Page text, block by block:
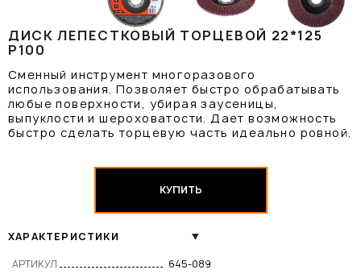
ДИСК ЛЕПЕСТКОВЫЙ ТОРЦЕВОЙ 22*125
Р100
Сменный инструмент многоразового
использования. Позволяет быстро обрабатывать
любые поверхности, убирая заусеницы,
выпуклости и шероховатости. Дает возможность
быстро сделать торцевую часть идеально ровной.
КУПИТЬ
ХАРАКТЕРИСТИКИ
АРТИКУЛ
645-089